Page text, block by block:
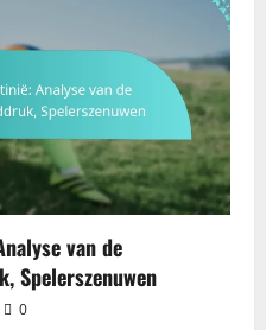
van de
Spelerszenuwen
0